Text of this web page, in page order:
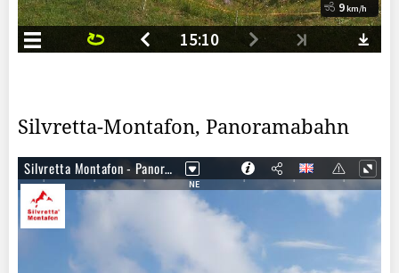
Silvretta-Montafon, Panoramabahn